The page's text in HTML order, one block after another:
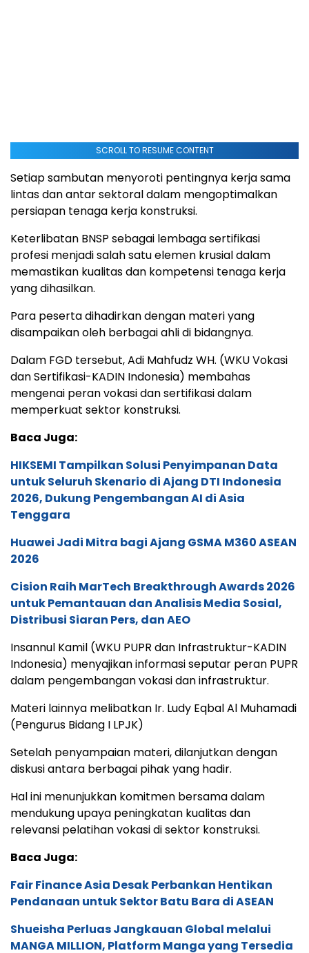
SCROLL TO RESUME CONTENT
Setiap sambutan menyoroti pentingnya kerja sama
lintas dan antar sektoral dalam mengoptimalkan
persiapan tenaga kerja konstruksi.
Keterlibatan BNSP sebagai lembaga sertifikasi
profesi menjadi salah satu elemen krusial dalam
memastikan kualitas dan kompetensi tenaga kerja
yang dihasilkan.
Para peserta dihadirkan dengan materi yang
disampaikan oleh berbagai ahli di bidangnya.
Dalam FGD tersebut, Adi Mahfudz WH. (WKU Vokasi
dan Sertifikasi-KADIN Indonesia) membahas
mengenai peran vokasi dan sertifikasi dalam
memperkuat sektor konstruksi.
Baca Juga:
HIKSEMI Tampilkan Solusi Penyimpanan Data
untuk Seluruh Skenario di Ajang DTI Indonesia
2026, Dukung Pengembangan AI di Asia
Tenggara
Huawei Jadi Mitra bagi Ajang GSMA M360 ASEAN
2026
Cision Raih MarTech Breakthrough Awards 2026
untuk Pemantauan dan Analisis Media Sosial,
Distribusi Siaran Pers, dan AEO
Insannul Kamil (WKU PUPR dan Infrastruktur-KADIN
Indonesia) menyajikan informasi seputar peran PUPR
dalam pengembangan vokasi dan infrastruktur.
Materi lainnya melibatkan Ir. Ludy Eqbal Al Muhamadi
(Pengurus Bidang I LPJK)
Setelah penyampaian materi, dilanjutkan dengan
diskusi antara berbagai pihak yang hadir.
Hal ini menunjukkan komitmen bersama dalam
mendukung upaya peningkatan kualitas dan
relevansi pelatihan vokasi di sektor konstruksi.
Baca Juga:
Fair Finance Asia Desak Perbankan Hentikan
Pendanaan untuk Sektor Batu Bara di ASEAN
Shueisha Perluas Jangkauan Global melalui
MANGA MILLION, Platform Manga yang Tersedia